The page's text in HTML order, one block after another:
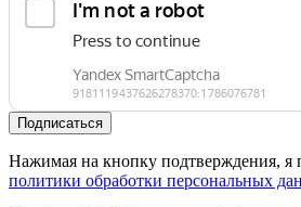
Подписаться
Нажимая на кнопку подтверждения, я
политики обработки персональных